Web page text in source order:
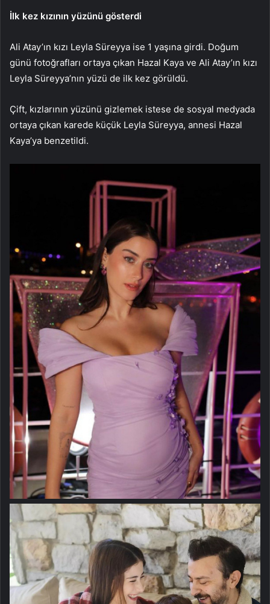
İlk kez kızının yüzünü gösterdi
Ali Atay’ın kızı Leyla Süreyya ise 1 yaşına girdi. Doğum
günü fotoğrafları ortaya çıkan Hazal Kaya ve Ali Atay’ın kızı
Leyla Süreyya’nın yüzü de ilk kez görüldü.
Çift, kızlarının yüzünü gizlemek istese de sosyal medyada
ortaya çıkan karede küçük Leyla Süreyya, annesi Hazal
Kaya’ya benzetildi.